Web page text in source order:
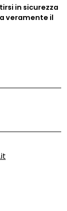
in sicurezza
veramente il